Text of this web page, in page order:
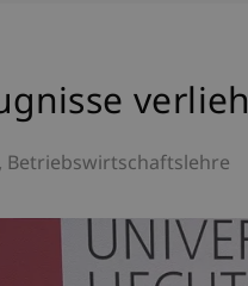
Betriebswirtschaftslehre